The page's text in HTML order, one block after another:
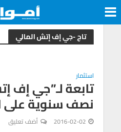
تاج -جي إف إتش المالي
استثمار
تابعة لـ”جي إف
نصف سنوية على
2016-02-02 أضف تعليق